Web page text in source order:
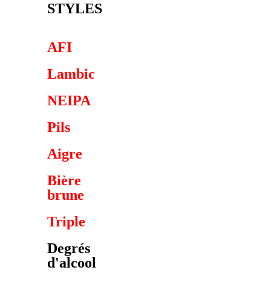
STYLES
AFI
Lambic
NEIPA
Pils
Aigre
Bière
brune
Triple
Degrés
d'alcool